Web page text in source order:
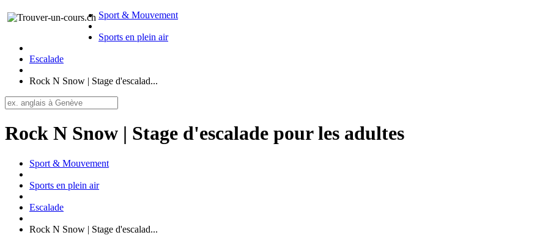
Sport & Mouvement
Sports en plein air
Escalade
Rock N Snow | Stage d'escalad...
Rock N Snow | Stage d'escalade pour les adultes
Sport & Mouvement
Sports en plein air
Escalade
Rock N Snow | Stage d'escalad...